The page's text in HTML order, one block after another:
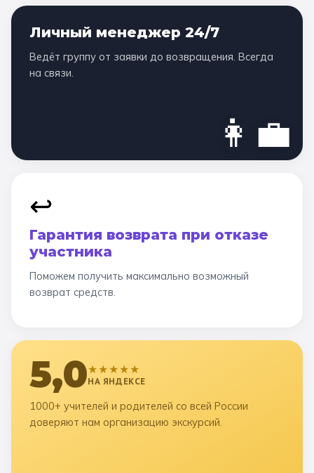
Личный менеджер 24/7
Ведёт группу от заявки до возвращения. Всегда
на связи.
👩‍💼
↩️
Гарантия возврата при отказе
участника
Поможем получить максимально возможный
возврат средств.
5,0★★★★★
НА ЯНДЕКСЕ
1000+ учителей и родителей со всей России
доверяют нам организацию экскурсий.